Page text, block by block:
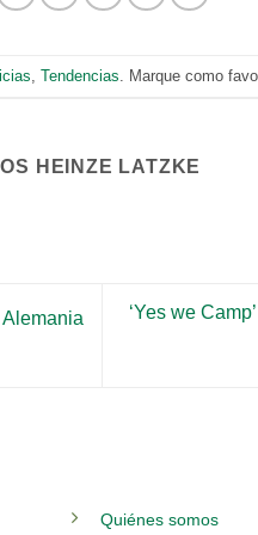
,Tendencias . Marque como
HEINZE LATZKE
‘Yes we
Quiénes somos